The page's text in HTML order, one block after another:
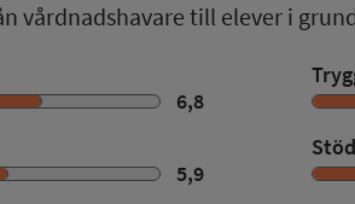
vårdnadshavare till elever i
6,8
5,9
Stöd